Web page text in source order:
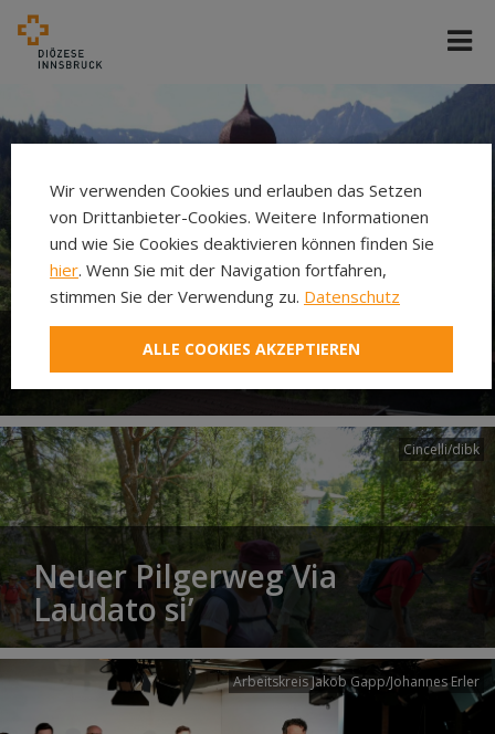
Filialkirche Namlos
Cincelli/dibk
Neuer Pilgerweg Via
Laudato si’
Arbeitskreis Jakob Gapp/Johannes Erler
Wir verwenden Cookies und erlauben das Setzen
von Drittanbieter-Cookies. Weitere Informationen
und wie Sie Cookies deaktivieren können finden Sie
hier. Wenn Sie mit der Navigation fortfahren,
stimmen Sie der Verwendung zu. Datenschutz
ALLE COOKIES AKZEPTIEREN